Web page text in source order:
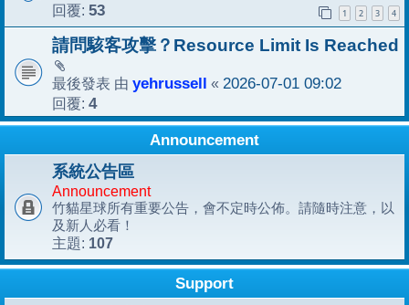
回覆: 53 1 2 3 4
請問駭客攻擊？Resource Limit Is Reached
最後發表 由 yehrussell « 2026-07-01 09:02
回覆: 4
Announcement
系統公告區
Announcement
竹貓星球所有重要公告，會不定時公佈。請隨時注意，以
及新人必看！
主題: 107
Support